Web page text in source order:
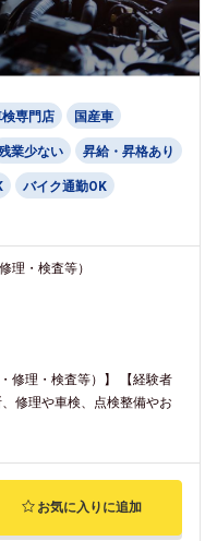
専門店 国産車
業少ない 昇給・昇格あり
バイク通勤OK
理・検査等）
修理・検査等）】 【経験者
修理や車検、点検整備やお
お気に入りに追加